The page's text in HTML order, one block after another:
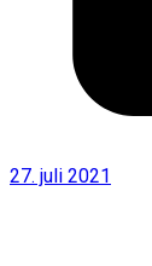
27. juli 2021